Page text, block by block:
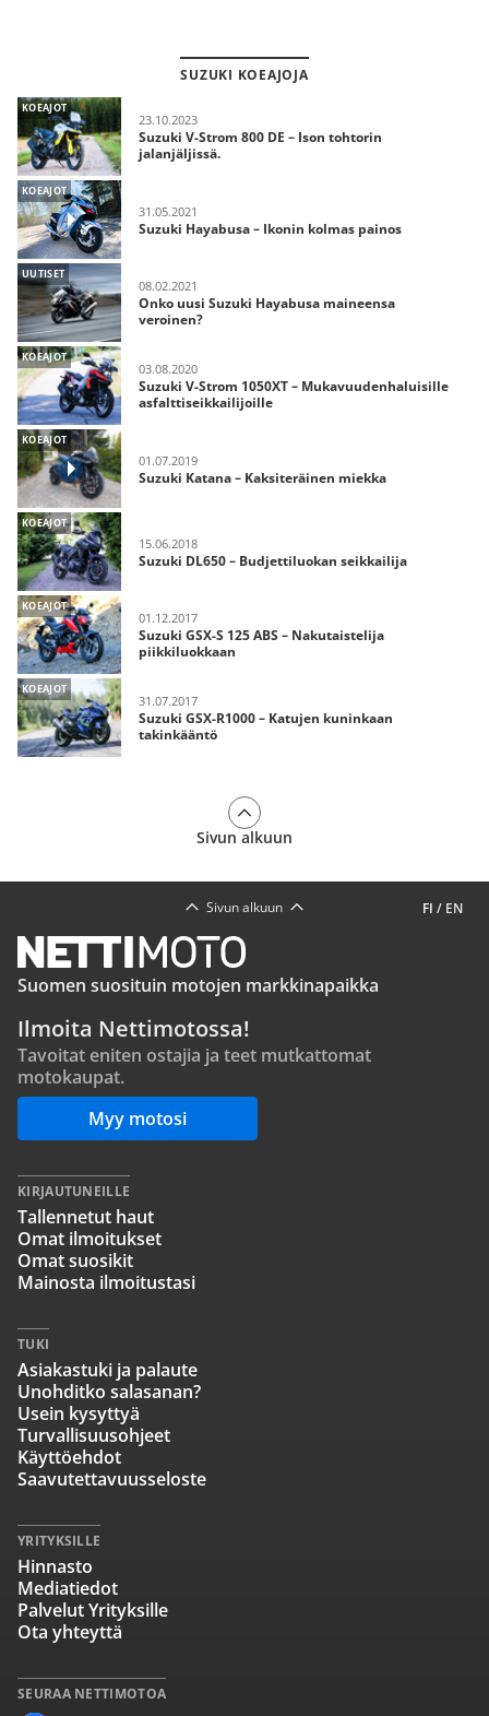
SUZUKI KOEAJOJA
KOEAJOT
23.10.2023
Suzuki V-Strom 800 DE – Ison tohtorin
jalanjäljissä.
KOEAJOT
31.05.2021
Suzuki Hayabusa – Ikonin kolmas painos
UUTISET
08.02.2021
Onko uusi Suzuki Hayabusa maineensa
veroinen?
KOEAJOT
03.08.2020
Suzuki V-Strom 1050XT – Mukavuudenhaluisille
asfalttiseikkailijoille
KOEAJOT
01.07.2019
Suzuki Katana – Kaksiteräinen miekka
KOEAJOT
15.06.2018
Suzuki DL650 – Budjettiluokan seikkailija
KOEAJOT
01.12.2017
Suzuki GSX-S 125 ABS – Nakutaistelija
piikkiluokkaan
KOEAJOT
31.07.2017
Suzuki GSX-R1000 – Katujen kuninkaan
takinkääntö
Sivun alkuun
FI / EN
Sivun alkuun
Suomen suosituin motojen markkinapaikka
Ilmoita Nettimotossa!
Tavoitat eniten ostajia ja teet mutkattomat
motokaupat.
Myy motosi
SEURAA NETTIMOTOA
KIRJAUTUNEILLE
Tallennetut haut
Omat ilmoitukset
Omat suosikit
Mainosta ilmoitustasi
TUKI
Asiakastuki ja palaute
Unohditko salasanan?
Usein kysyttyä
Turvallisuusohjeet
Käyttöehdot
Saavutettavuusseloste
YRITYKSILLE
Hinnasto
Mediatiedot
Palvelut Yrityksille
Ota yhteyttä